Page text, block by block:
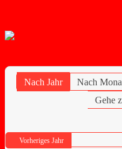
Nach Jahr Nach
Gehe
Vorheriges Jahr